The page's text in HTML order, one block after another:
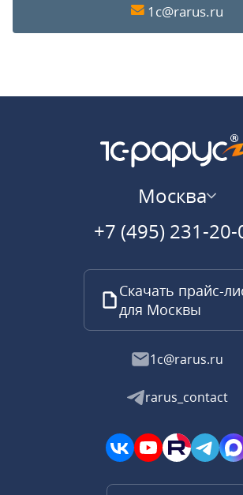
1c@rarus.ru
Москва
+7 (495) 231-20-
Скачать прайс-
для Москвы
1c@rarus.ru
rarus_contact